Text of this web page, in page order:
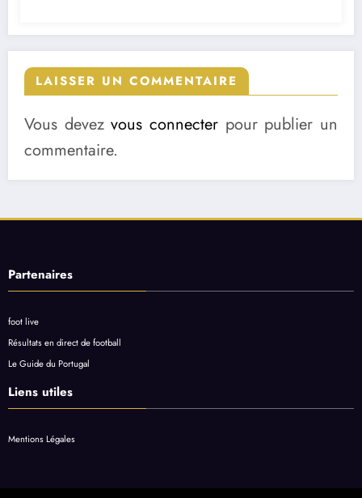
LAISSER UN COMMENTAIRE
Vous devezvous connecter pour publier un
commentaire.
Partenaires
foot live
Résultats en direct de football
Le Guide du Portugal
Liens utiles
Mentions Légales